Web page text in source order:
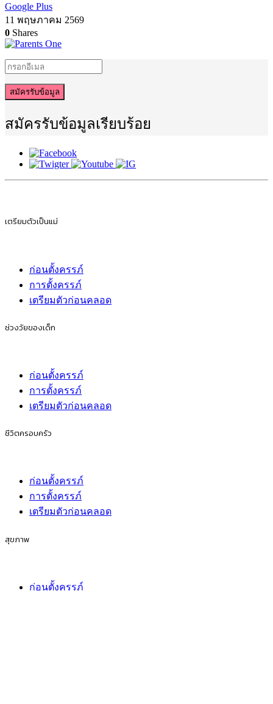
Google Plus
11 พฤษภาคม 2569
0 Shares
สมัครรับข้อมูล
สมัครรับข้อมูลเรียบร้อย
เตรียมตัวเป็นแม่
ก่อนตั้งครรภ์
การตั้งครรภ์
เตรียมตัวก่อนคลอด
ช่วงวัยของเด็ก
ก่อนตั้งครรภ์
การตั้งครรภ์
เตรียมตัวก่อนคลอด
ชีวิตครอบครัว
ก่อนตั้งครรภ์
การตั้งครรภ์
เตรียมตัวก่อนคลอด
สุขภาพ
ก่อนตั้งครรภ์